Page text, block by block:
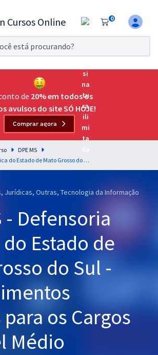
0
11
Teste grátis por 7 dias!
Até Passar
preparação para o Exame da
e intensiva para as principais
do Brasil
de 20% em todos os
avulsos do site SÓ HOJE!
Comprar agora
DPE MS
DPE MS - Defensoria Pública do Estado de Mato Grosso do Sul - Conhecimentos Básicos para os Cargos de Nível Médio
Jurídicas, Outras, Tecnologia da Informação
- Defensoria
Estado de
do Sul -
para os Cargos
Médio